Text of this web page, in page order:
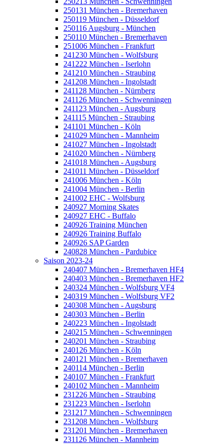
250131 München - Bremerhaven
250119 München - Düsseldorf
250116 Augsburg - München
250110 München - Bremerhaven
251006 München - Frankfurt
241230 München - Wolfsburg
241222 München - Iserlohn
241210 München - Straubing
241208 München - Ingolstadt
241128 München - Nürnberg
241126 München - Schwenningen
241123 München - Augsburg
241115 München - Straubing
241101 München - Köln
241029 München - Mannheim
241027 München - Ingolstadt
241020 München - Nürnberg
241018 München - Augsburg
241011 München - Düsseldorf
241006 München - Köln
241004 München - Berlin
241002 EHC - Wolfsburg
240927 Morning Skates
240927 EHC - Buffalo
240926 Training München
240926 Training Buffalo
240926 SAP Garden
240828 München - Pardubice
Saison 2023-24
240407 München - Bremerhaven HF4
240403 München - Bremerhaven HF2
240324 München - Wolfsburg VF4
240319 München - Wolfsburg VF2
240308 München - Augsburg
240303 München - Berlin
240223 München - Ingolstadt
240215 München - Schwenningen
240201 München - Straubing
240126 München - Köln
240121 München - Bremerhaven
240114 München - Berlin
240107 München - Frankfurt
240102 München - Mannheim
231226 München - Straubing
231223 München - Iserlohn
231217 München - Schwenningen
231208 München - Wolfsburg
231201 München - Bremerhaven
231126 München - Mannheim